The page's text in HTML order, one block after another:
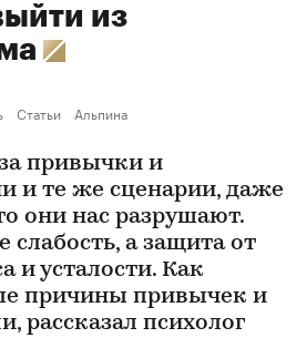
из
Статьи Альпина
привычки и
и те же сценарии, даже
они нас разрушают.
слабость, а защита от
и усталости. Как
причины привычек и
рассказал психолог